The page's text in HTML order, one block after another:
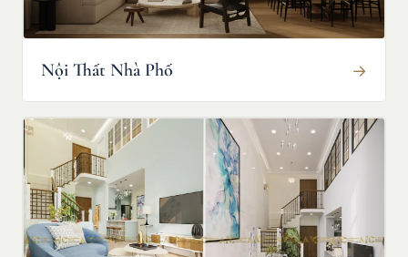
Nội Thất Nhà Phố →